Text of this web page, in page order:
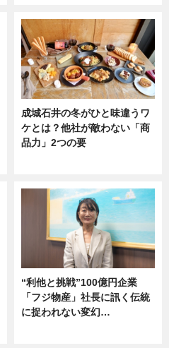
成城石井の冬がひと味違うワ
ケとは？他社が敵わない「商
品力」2つの要
“利他と挑戦”100億円企業
「フジ物産」社長に訊く伝統
に捉われない変幻…